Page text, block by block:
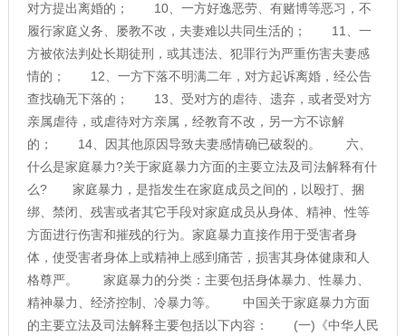
对方提出离婚的； 10、一方好逸恶劳、有赌博等恶习，不
履行家庭义务、屡教不改，夫妻难以共同生活的； 11、一
方被依法判处长期徒刑，或其违法、犯罪行为严重伤害夫妻感
情的； 12、一方下落不明满二年，对方起诉离婚，经公告
查找确无下落的； 13、受对方的虐待、遗弃，或者受对方
亲属虐待，或虐待对方亲属，经教育不改，另一方不谅解
的； 14、因其他原因导致夫妻感情确已破裂的。 六、
什么是家庭暴力?关于家庭暴力方面的主要立法及司法解释有什
么? 家庭暴力，是指发生在家庭成员之间的，以殴打、捆
绑、禁闭、残害或者其它手段对家庭成员从身体、精神、性等
方面进行伤害和摧残的行为。家庭暴力直接作用于受害者身
体，使受害者身体上或精神上感到痛苦，损害其身体健康和人
格尊严。 家庭暴力的分类：主要包括身体暴力、性暴力、
精神暴力、经济控制、冷暴力等。 中国关于家庭暴力方面
的主要立法及司法解释主要包括以下内容： (一)《中华人民